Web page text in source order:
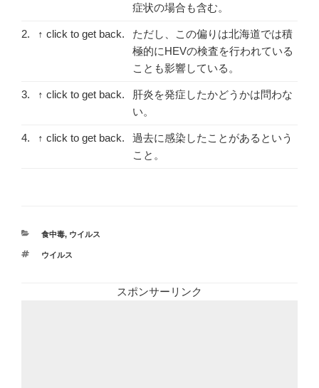
症状の場合も含む。
2. ↑ click to get back.
ただし、この偏りは北海道では積
極的にHEVの検査を行われている
ことも影響している。
3. ↑ click to get back.
肝炎を発症したかどうかは問わな
い。
4. ↑ click to get back.
過去に感染したことがあるという
こと。
カ
ゴ
食中毒, ウイルス
タ
ウイルス
スポンサーリンク